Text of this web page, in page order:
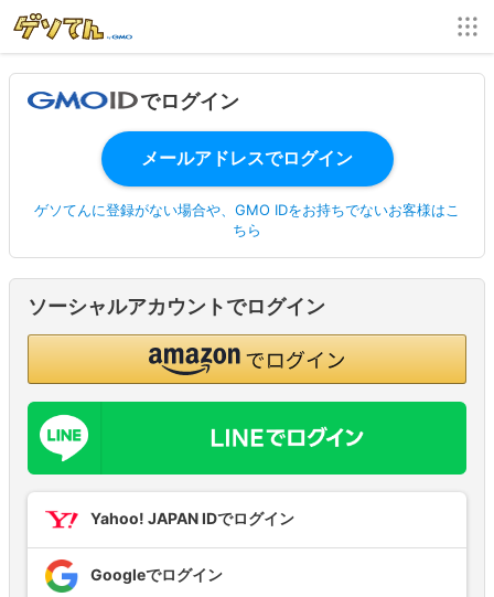
でログイン
ゲソてんに登録がない場合や、GMO IDをお持ちでないお客様はこ
ちら
ソーシャルアカウントでログイン
Yahoo! JAPAN IDでログイン
Googleでログイン